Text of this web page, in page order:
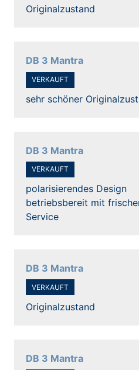
Originalzustand
DB 3 Mantra
VERKAUFT
sehr schöner
DB 3 Mantra
VERKAUFT
polarisierendes Design
betriebsbereit mit
Service
DB 3 Mantra
VERKAUFT
Originalzustand
DB 3 Mantra